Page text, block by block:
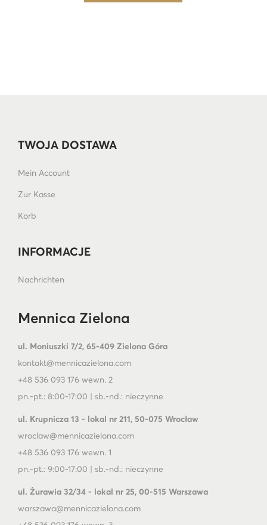
TWOJA DOSTAWA
Mein Account
Zur Kasse
Korb
INFORMACJE
Nachrichten
Mennica Zielona
ul. Moniuszki 7/2, 65-409 Zielona Góra
kontakt@mennicazielona.com
+48 536 093 176 wewn. 2
pn.-pt.: 8:00-17:00 | sb.-nd.: nieczynne
ul. Krupnicza 13 - lokal nr 211, 50-075 Wrocław
wroclaw@mennicazielona.com
+48 536 093 176 wewn. 1
pn.-pt.: 9:00-17:00 | sb.-nd.: nieczynne
ul. Żurawia 32/34 - lokal nr 25, 00-515 Warszawa
warszawa@mennicazielona.com